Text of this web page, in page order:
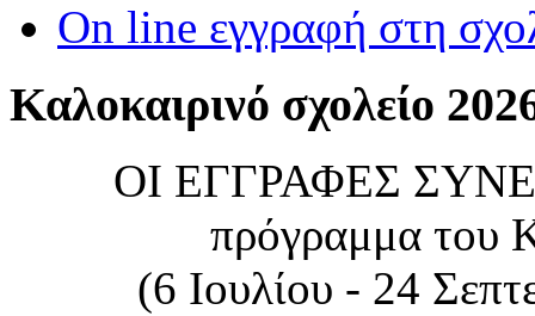
On line εγγραφή στη
Καλοκαιρινό σχολείο
ΟΙ ΕΓΓΡΑΦΕΣ
πρόγραμμα του
(6 Ιουλίου - 24